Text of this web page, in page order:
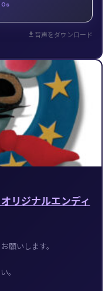
音声をダウンロード
リジナルエンディ
願いします。
。